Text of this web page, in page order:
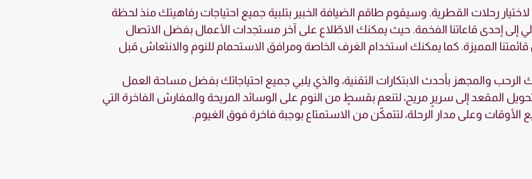
رحلات القطرية. وسيقوم طاقم الضيافة الخبير بتلبية جميع احتياجات رفاهيتك منذ لحظة
إحدى قاعاتنا الفخمة. حيث يمكنك الاطّلاع على آخر مستجدات الأعمال بفضل الاتصال
المميزة. كما يمكنك استخدام الغرف الخاصة ومرافق الاستحمام للنوم والانتعاش قبل
والمجهز بأحدث الابتكارات التقنية، والذي يلبي جميع احتياجاتك بفضل مساحة العمل
المقعد إلى سريرٍ مريح، لتنعم بقسطٍ من النوم على الوسائد المريحة والمفارش الفاخرة التي
وعلى مدار الرحلة، لتتمكّن من الاستمتاع بوجبة فاخرة فوق الغيوم.